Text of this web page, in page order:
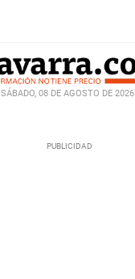
SÁBADO, 08 DE AGOSTO DE 2026